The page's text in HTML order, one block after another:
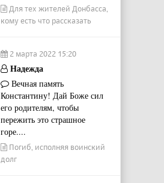
Для тех жителей Донбасса,
кому есть что рассказать
2 марта 2022 15:20
Надежда
Вечная память
Константину! Дай Боже сил
его родителям, чтобы
пережить это страшное
горе....
Погиб, исполняя воинский
долг